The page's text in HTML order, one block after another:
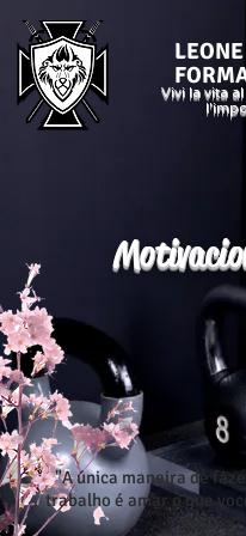
Vivi la vita
"A única maneira de
trabalho é amar o que
Jobs